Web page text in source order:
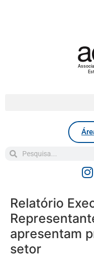
Relatório
apresentam
setor